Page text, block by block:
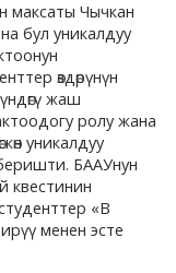
максаты Чычкан
бул уникалдуу
өздөрүнүн
жаш
ролу жана
уникалдуу
беришти. БААУнун
квестинин
«В
менен эсте